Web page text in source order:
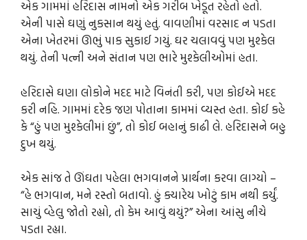
એક ગામમાં હરિદાસ નામનો એક ગરીબ ખેડૂત રહેતો હતો.
એની પાસે ઘણું નુકસાન થયું હતું. વાવણીમાં વરસાદ ન પડતા
એના ખેતરમાં ઊભું પાક સુકાઈ ગયું. ઘર ચલાવવું પણ મુશ્કેલ
થયું. તેની પત્ની અને સંતાન પણ ભારે મુશ્કેલીઓમાં હતા.
હરિદાસે ઘણા લોકોને મદદ માટે વિનંતી કરી, પણ કોઈએ મદદ
કરી નહિ. ગામમાં દરેક જણ પોતાના કામમાં વ્યસ્ત હતા. કોઈ કહે
કે “હું પણ મુશ્કેલીમાં છું”, તો કોઈ બહાનું કાઢી લે. હરિદાસને બહુ
દુખ થયું.
એક સાંજ તે ઊંઘતા પહેલા ભગવાનને પ્રાર્થના કરવા લાગ્યો –
“હે ભગવાન, મને રસ્તો બતાવો. હું ક્યારેય ખોટું કામ નથી કર્યું.
સાચું વ્હેલુ જોતો રહ્યો, તો કેમ આવું થયું?” એના આંસુ નીચે
પડતા રહ્યા.